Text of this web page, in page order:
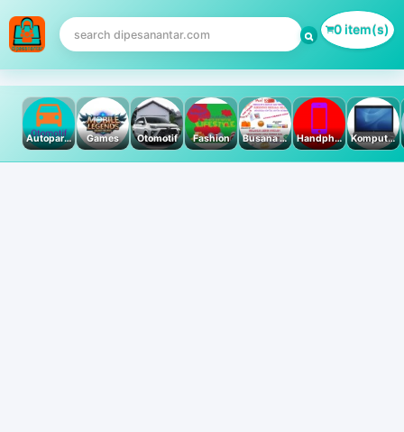
0 item(s)
Autoparts Games Otomotif Fashion Busana Muslim Handphone & Tablet Komputer PC & Laptop